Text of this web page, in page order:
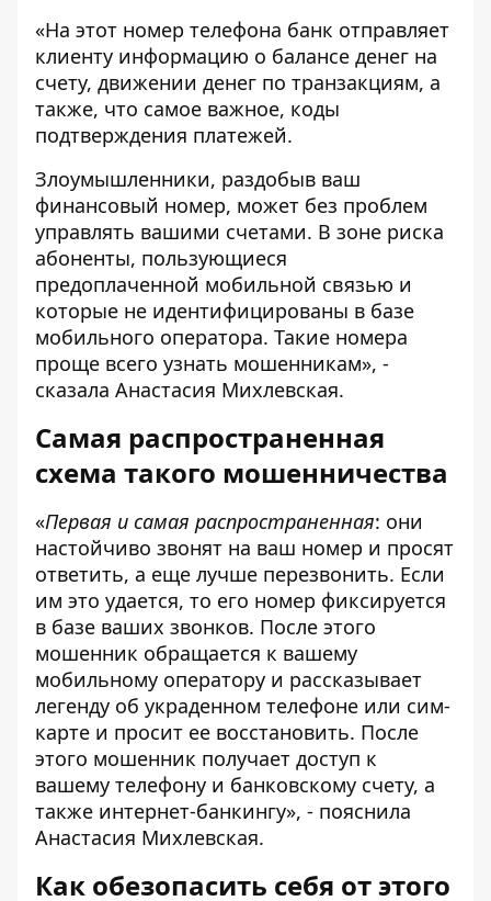
«На этот номер телефона банк отправляет
клиенту информацию о балансе денег на
счету, движении денег по транзакциям, а
также, что самое важное, коды
подтверждения платежей.
Злоумышленники, раздобыв ваш
финансовый номер, может без проблем
управлять вашими счетами. В зоне риска
абоненты, пользующиеся
предоплаченной мобильной связью и
которые не идентифицированы в базе
мобильного оператора. Такие номера
проще всего узнать мошенникам», -
сказала Анастасия Михлевская.
Самая распространенная
схема такого мошенничества
«Первая и самая распространенная: они
настойчиво звонят на ваш номер и просят
ответить, а еще лучше перезвонить. Если
им это удается, то его номер фиксируется
в базе ваших звонков. После этого
мошенник обращается к вашему
мобильному оператору и рассказывает
легенду об украденном телефоне или сим-
карте и просит ее восстановить. После
этого мошенник получает доступ к
вашему телефону и банковскому счету, а
также интернет-банкингу», - пояснила
Анастасия Михлевская.
Как обезопасить себя от этого